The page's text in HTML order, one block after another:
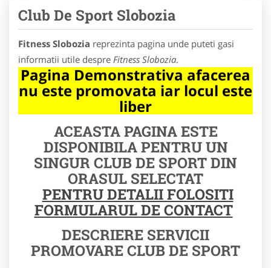
Club De Sport Slobozia
Fitness Slobozia reprezinta pagina unde puteti gasi
informatii utile despre Fitness Slobozia.
Pagina Demonstrativa afacerea
nu este promovata iar locul este
liber
ACEASTA PAGINA ESTE
DISPONIBILA PENTRU UN
SINGUR CLUB DE SPORT DIN
ORASUL SELECTAT
PENTRU DETALII FOLOSITI
FORMULARUL DE CONTACT
DESCRIERE SERVICII
PROMOVARE CLUB DE SPORT